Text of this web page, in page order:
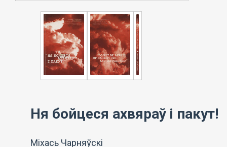
Ня бойцеся ахвяраў і пакут!
Міхась Чарняўскі